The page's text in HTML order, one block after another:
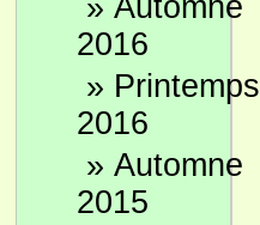
» Automne
2016
» Printemps
2016
» Automne
2015